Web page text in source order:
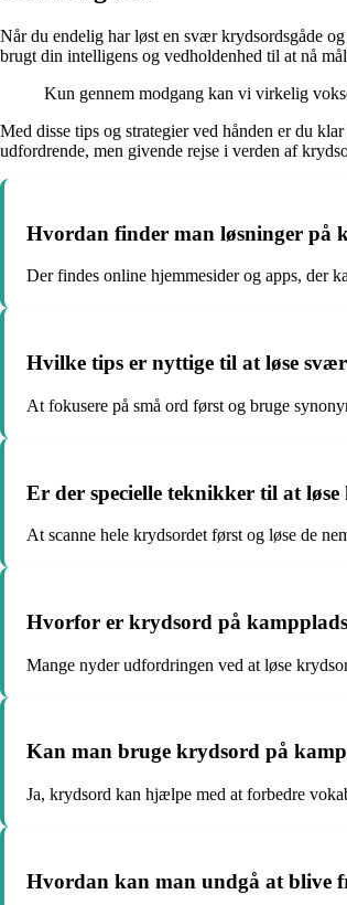
Når du endelig har løst en svær krydsordsgåde
brugt din intelligens og vedholdenhed til at nå
Kun gennem modgang kan vi virkelig
Med disse tips og strategier ved hånden er du
udfordrende, men givende rejse i verden af
Hvordan finder man løsninger på
Der findes online hjemmesider og apps, der
Hvilke tips er nyttige til at løse
At fokusere på små ord først og bruge
Er der specielle teknikker til at
At scanne hele krydsordet først og løse de
Hvorfor er krydsord på
Mange nyder udfordringen ved at løse
Kan man bruge krydsord på
Ja, krydsord kan hjælpe med at forbedre
Hvordan kan man undgå at blive